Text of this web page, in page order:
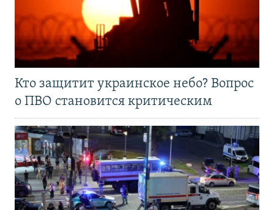
Кто защитит украинское небо? Вопрос
о ПВО становится критическим